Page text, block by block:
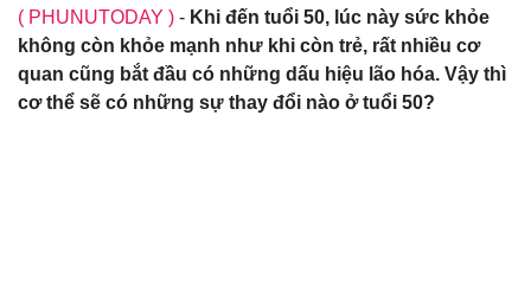
( PHUNUTODAY ) - Khi đến tuổi 50, lúc này sức khỏe
không còn khỏe mạnh như khi còn trẻ, rất nhiều cơ
quan cũng bắt đầu có những dấu hiệu lão hóa. Vậy thì
cơ thể sẽ có những sự thay đổi nào ở tuổi 50?